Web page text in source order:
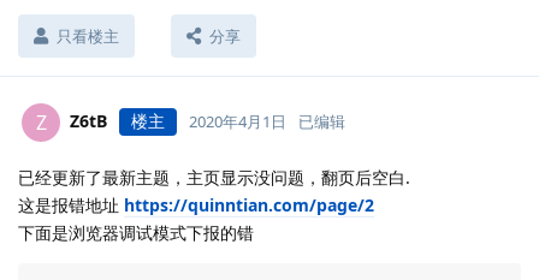
只看楼主 分享
Z Z6tB 楼主 2020年4月1日 已编辑
已经更新了最新主题，主页显示没问题，翻页后空白.
这是报错地址 https://quinntian.com/page/2
下面是浏览器调试模式下报的错